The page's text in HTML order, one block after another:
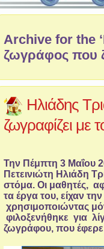
Archive for the
ζωγράφος που
Ηλιάδης
ζωγραφίζει με
Την Πέμπτη 3 Μαΐου
Πετεινιώτη Ηλιάδη
στόμα. Οι μαθητές,
τα έργα του, είχαν
χρησιμοποιώντας
φιλοξενήθηκε για
ζωγράφου, που έφερε